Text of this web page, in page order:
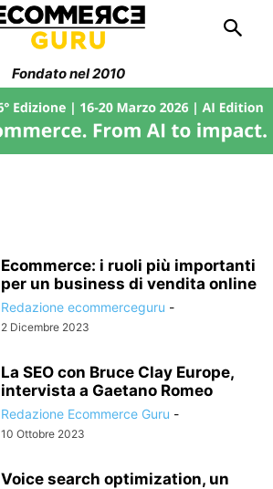
Fondato nel 2010
Ecommerce: i ruoli più importanti
per un business di vendita online
Redazione ecommerceguru -
2 Dicembre 2023
La SEO con Bruce Clay Europe,
intervista a Gaetano Romeo
Redazione Ecommerce Guru -
10 Ottobre 2023
Voice search optimization, un